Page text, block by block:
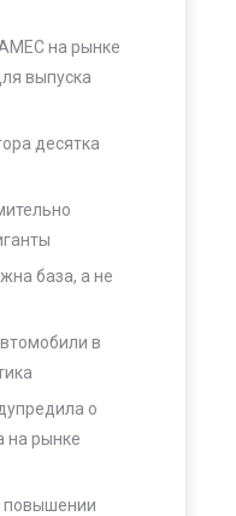
на рынке
выпуска
десятка
база, а не
в
о
на рынке
повышении